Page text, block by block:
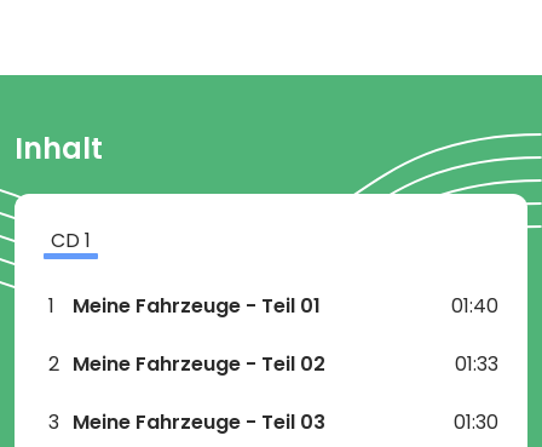
Inhalt
CD1
1 Meine Fahrzeuge - Teil 01 01:40
2 Meine Fahrzeuge - Teil 02 01:33
3 Meine Fahrzeuge - Teil 03 01:30